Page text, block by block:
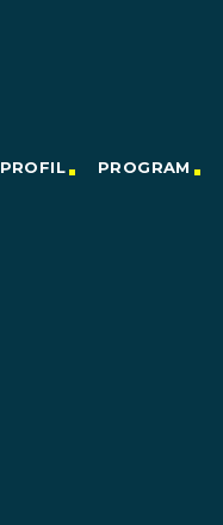
PROFIL PROGRAM